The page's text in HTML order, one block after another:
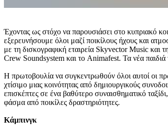
Έχοντας ως στόχο να παρουσιάσει στο κυπριακό
εξερευνήσουμε όλοι μαζί ποικίλους ήχους και
με τη δισκογραφική εταιρεία Skyvector Music
Crew Soundsystem και το Animafest. Τα νέα
Η πρωτοβουλία να συγκεντρωθούν όλοι αυτοί οι
χτίσιμο μιας κοινότητας από δημιουργικούς
επισκέπτες σε ένα βαθύτερο συναισθηματικό
φάσμα από ποικίλες δραστηριότητες.
Κάμπινγκ